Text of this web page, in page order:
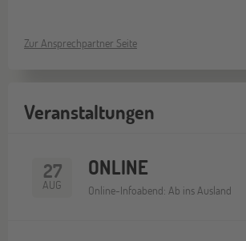
Zur Ansprechpartner Seite
Veranstaltungen
27
AUG
ONLINE
Online-Infoabend: Ab ins Ausland